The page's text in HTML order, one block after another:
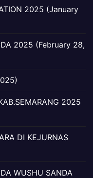
2025 (January
2025 (February 28,
2025
DI KEJURNAS
WUSHU SANDA